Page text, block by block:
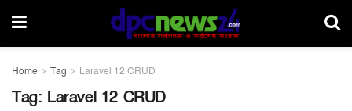
Home Tag Laravel 12 CRUD
Tag: Laravel 12 CRUD